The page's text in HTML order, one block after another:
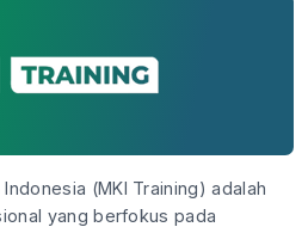
(MKI Training) adalah
yang berfokus pada